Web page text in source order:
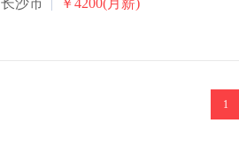
长沙市 | ￥4200(月薪)
1